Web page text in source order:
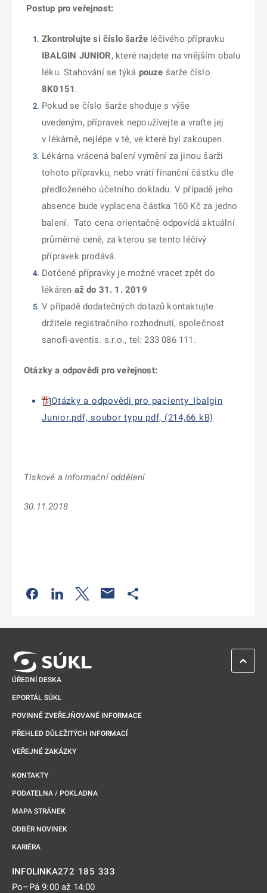
Postup pro veřejnost:
Zkontrolujte si číslo šarže léčivého přípravku
IBALGIN JUNIOR, které najdete na vnějším obalu
léku. Stahování se týká pouze šarže číslo
8K0151 .
Pokud se číslo šarže shoduje s výše
uvedeným, přípravek nepoužívejte a vraťte jej
v lékárně, nejlépe v té, ve které byl zakoupen.
Lékárna vrácená balení vymění za jinou šarži
tohoto přípravku, nebo vrátí finanční částku dle
předloženého účetního dokladu. V případě jeho
absence bude vyplacena částka 160 Kč za jedno
balení. Tato cena orientačně odpovídá aktuální
průměrné ceně, za kterou se tento léčivý
přípravek prodává.
Dotčené přípravky je možné vracet zpět do
lékáren až do 31. 1. 2019
V případě dodatečných dotazů kontaktujte
držitele registračního rozhodnutí, společnost
sanofi-aventis. s.r.o., tel: 233 086 111.
Otázky a odpovědi pro veřejnost:
Otázky a odpovědi pro pacienty_Ibalgin
Junior.pdf, soubor typu pdf, (214,66 kB)
Tiskové a informační oddělení
30.11.2018
Odkaz se otevře na nové kartě
Odkaz se otevře na nové kartě
Odkaz se otevře na nové kartě
ÚŘEDNÍ DESKA
EPORTÁL SÚKL
POVINNĚ ZVEŘEJŇOVANÉ INFORMACE
PŘEHLED DŮLEŽITÝCH INFORMACÍ
VEŘEJNÉ ZAKÁZKY
KONTAKTY
PODATELNA / POKLADNA
MAPA STRÁNEK
ODBĚR NOVINEK
KARIÉRA
INFOLINKA272 185 333
Po–Pá 9:00 až 14:00
ZPĚT